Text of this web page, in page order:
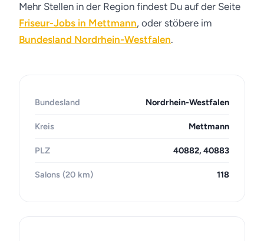
Mehr Stellen in der Region findest Du auf der Seite
Friseur-Jobs in Mettmann, oder stöbere im
Bundesland Nordrhein-Westfalen.
Bundesland Nordrhein-Westfalen
Kreis Mettmann
PLZ 40882, 40883
Salons (20 km) 118